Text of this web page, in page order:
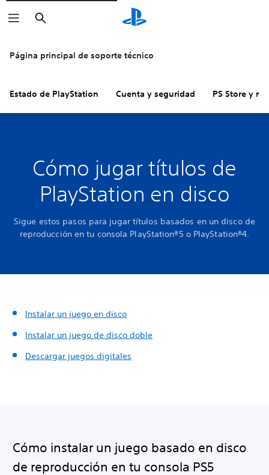
Buscar
Página principal de soporte técnico
Estado de PlayStation Cuenta y seguridad PS Store y
Cómo jugar títulos de
PlayStation en disco
Sigue estos pasos para jugar títulos basados en un disco de
reproducción en tu consola PlayStation®5 o PlayStation®4.
Instalar un juego en disco
Instalar un juego de disco doble
Descargar juegos digitales
Cómo instalar un juego basado en disco
de reproducción en tu consola PS5